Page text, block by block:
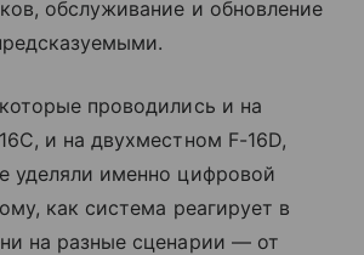
обслуживание и обновление
проводились и на
и на двухместном F-16D,
уделяли именно цифровой
как система реагирует в
на разные сценарии — от